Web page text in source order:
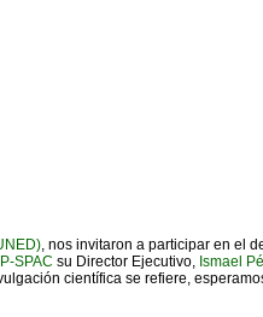
, nos invitaron a participar en el
SPAC su Director Ejecutivo, Ismael
científica se refiere,